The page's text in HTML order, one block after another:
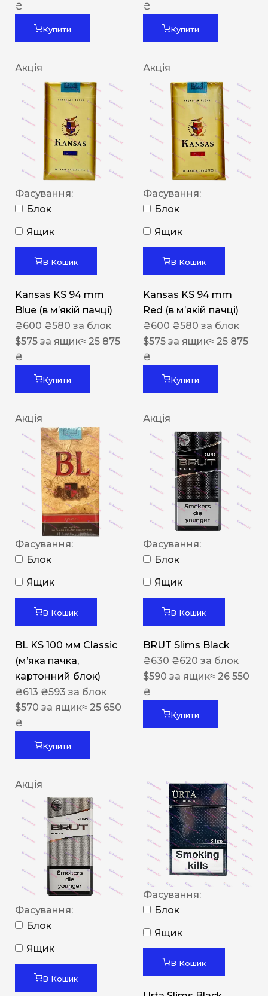
₴
Купити
₴
Купити
Акція
Фасування:
Блок
Ящик
В Кошик
Kansas KS 94 mm
Blue (в мʼякій пачці)
₴600 ₴580 за блок
$575 за ящик≈ 25 875
₴
Купити
Акція
Фасування:
Блок
Ящик
В Кошик
Kansas KS 94 mm
Red (в мʼякій пачці)
₴600 ₴580 за блок
$575 за ящик≈ 25 875
₴
Купити
Акція
Фасування:
Блок
Ящик
В Кошик
BL KS 100 мм Classic
(м’яка пачка,
картонний блок)
₴613 ₴593 за блок
$570 за ящик≈ 25 650
₴
Купити
Акція
Фасування:
Блок
Ящик
В Кошик
BRUT Slims Black
₴630 ₴620 за блок
$590 за ящик≈ 26 550
₴
Купити
Акція
Фасування:
Блок
Ящик
В Кошик
Фасування:
Блок
Ящик
В Кошик